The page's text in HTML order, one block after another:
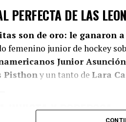
PERFECTA DE LAS
son de oro: le ganaron
femenino junior de hockey
Junior
Pisthony un tanto de Lara
INVICTA Y PODEROSA